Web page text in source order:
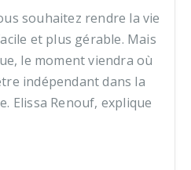
souhaitez rendre la vie
et plus gérable. Mais
le moment viendra où
indépendant dans la
Elissa Renouf, explique